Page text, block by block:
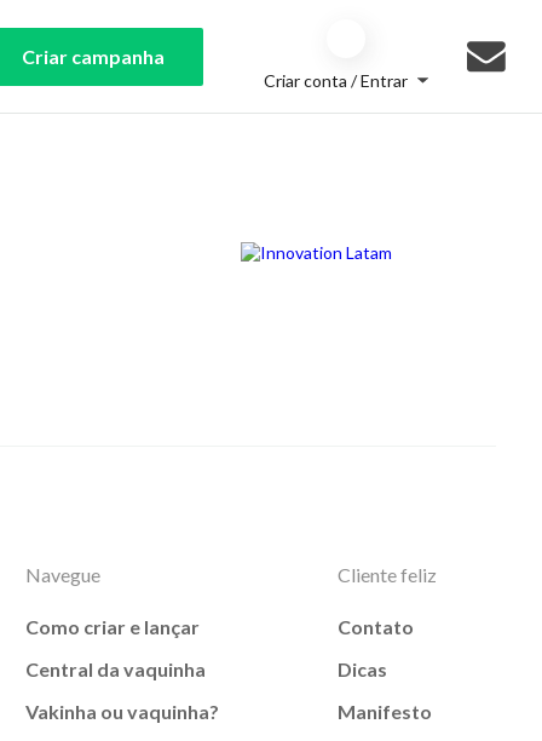
Criar campanha
Criar conta / Entrar
Navegue
Como criar e lançar
Central da vaquinha
Vakinha ou vaquinha?
Cliente feliz
Contato
Dicas
Manifesto